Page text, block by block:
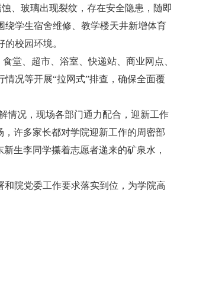
、玻璃出现裂纹，存在安全隐患，随即
学生宿舍维修、教学楼天井新增体育
校园环境。
堂、超市、浴室、快递站、商业网点、
况等开展“拉网式”排查，确保全面覆
情况，现场各部门通力配合，迎新工作
许多家长都对学院迎新工作的周密部
生李同学攥着志愿者递来的矿泉水，
院党委工作要求落实到位，为学院高